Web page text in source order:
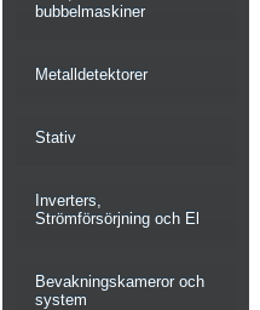
bubbelmaskiner
Metalldetektorer
Stativ
Inverters,
Strömförsörjning och El
Bevakningskameror och
system